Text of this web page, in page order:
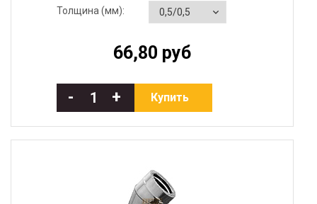
Толщина (мм):
66,80 руб
- + Купить